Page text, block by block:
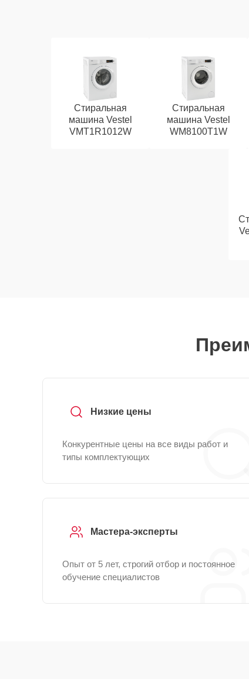
Стиральная
машина Vestel
VMT1R1012W
Стиральная
машина Vestel
WM8100T1W
Низкие цены
Конкурентные цены на все виды работ и
типы комплектующих
Мастера-эксперты
Опыт от 5 лет, строгий отбор и постоянное
обучение специалистов